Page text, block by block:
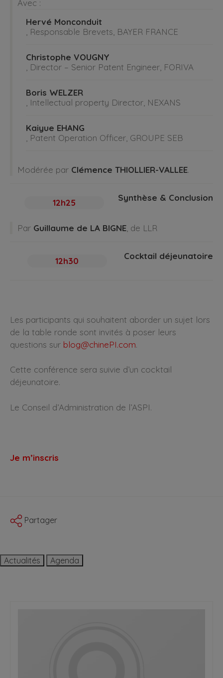
Avec :
Hervé Monconduit
, Responsable Brevets, BAYER FRANCE
Christophe VOUGNY
, Director – Senior Patent Engineer, FORIVA
Boris WELZER
, Intellectual property Director, NEXANS
Kaiyue EHANG
, Patent Operation Officer, GROUPE SEB
Modérée par Clémence THIOLLIER-VALLEE.
12h25 Synthèse & Conclusion
Par Guillaume de LA BIGNE , de LLR
12h30 Cocktail déjeunatoire
Les participants qui souhaitent aborder un sujet lors
de la table ronde sont invités à poser leurs
questions sur blog@chinePI.com.
Cette conférence sera suivie d’un cocktail
déjeunatoire.
Le Conseil d’Administration de l’ASPI.
Je m’inscris
Partager
Actualités Agenda